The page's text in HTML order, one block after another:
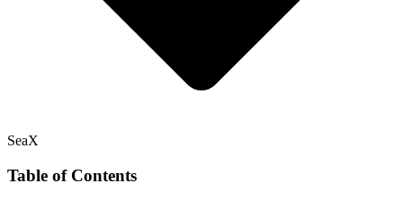
SeaX
Table of Contents